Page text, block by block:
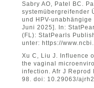
Sabry AO, Patel BC.
systemübergreifender
und HPV-
Juni 2025]. In:
(FL): StatPearls
unter: https://
Xu C, Liu J. Influence
the vaginal
infection. Afr J Reprod
98. doi: 10.29063/